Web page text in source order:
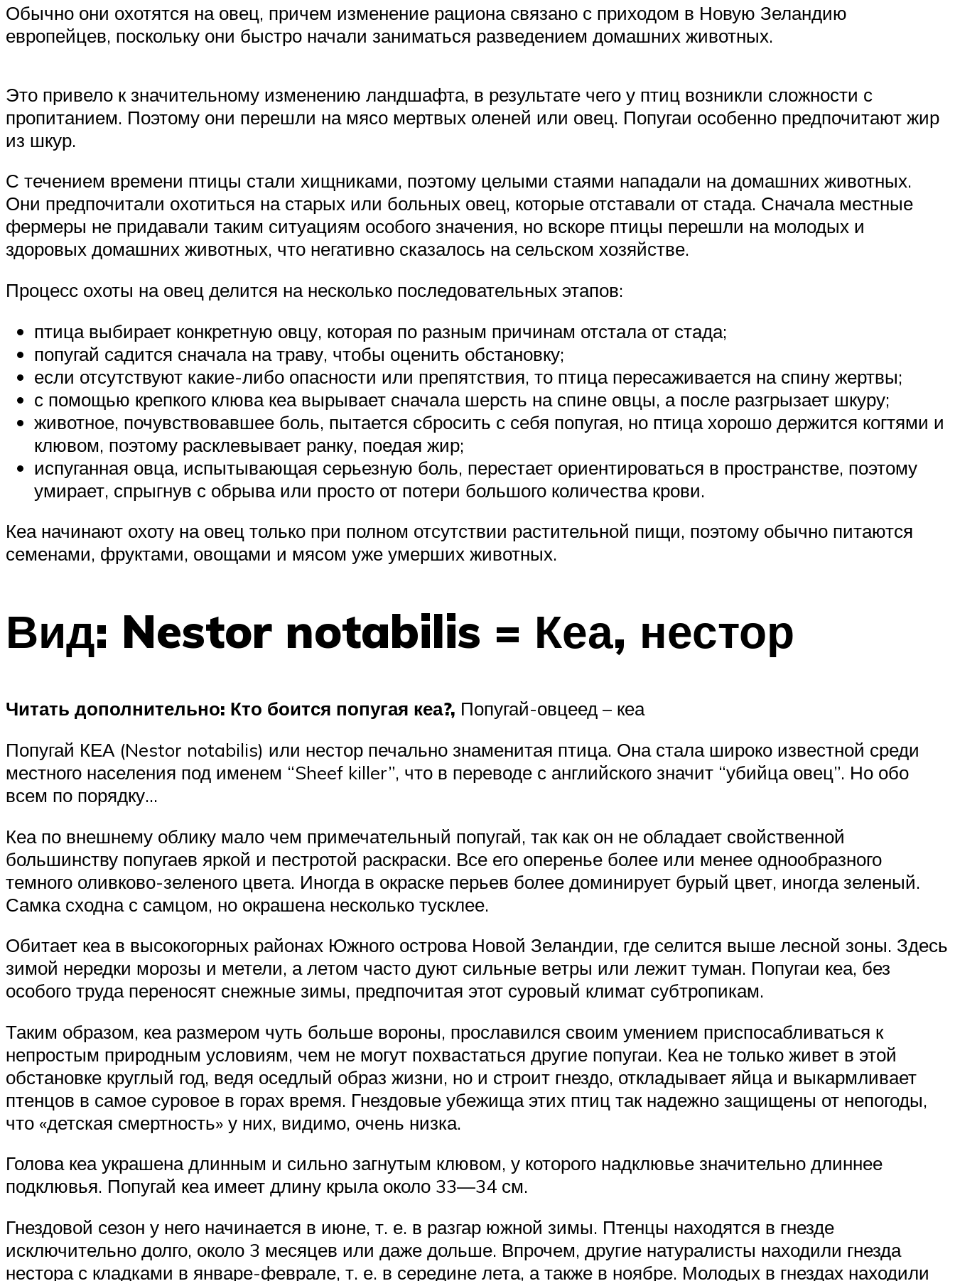
Обычно они охотятся на овец, причем изменение рациона связано с приходом в Новую Зеландию
европейцев, поскольку они быстро начали заниматься разведением домашних животных.
Это привело к значительному изменению ландшафта, в результате чего у птиц возникли сложности с
пропитанием. Поэтому они перешли на мясо мертвых оленей или овец. Попугаи особенно предпочитают жир
из шкур.
С течением времени птицы стали хищниками, поэтому целыми стаями нападали на домашних животных.
Они предпочитали охотиться на старых или больных овец, которые отставали от стада. Сначала местные
фермеры не придавали таким ситуациям особого значения, но вскоре птицы перешли на молодых и
здоровых домашних животных, что негативно сказалось на сельском хозяйстве.
Процесс охоты на овец делится на несколько последовательных этапов:
птица выбирает конкретную овцу, которая по разным причинам отстала от стада;
попугай садится сначала на траву, чтобы оценить обстановку;
если отсутствуют какие-либо опасности или препятствия, то птица пересаживается на спину жертвы;
с помощью крепкого клюва кеа вырывает сначала шерсть на спине овцы, а после разгрызает шкуру;
животное, почувствовавшее боль, пытается сбросить с себя попугая, но птица хорошо держится когтями и
клювом, поэтому расклевывает ранку, поедая жир;
испуганная овца, испытывающая серьезную боль, перестает ориентироваться в пространстве, поэтому
умирает, спрыгнув с обрыва или просто от потери большого количества крови.
Кеа начинают охоту на овец только при полном отсутствии растительной пищи, поэтому обычно питаются
семенами, фруктами, овощами и мясом уже умерших животных.
Вид: Nestor notabilis = Кеа, нестор
Читать дополнительно: Кто боится попугая кеа?, Попугай-овцеед – кеа
Попугай КЕА (Nestor notabilis) или нестор печально знаменитая птица. Она стала широко известной среди
местного населения под именем “Sheef killer”, что в переводе с английского значит “убийца овец”. Но обо
всем по порядку…
Кеа по внешнему облику мало чем примечательный попугай, так как он не обладает свойственной
большинству попугаев яркой и пестротой раскраски. Все его оперенье более или менее однообразного
темного оливково-зеленого цвета. Иногда в окраске перьев более доминирует бурый цвет, иногда зеленый.
Самка сходна с самцом, но окрашена несколько тусклее.
Обитает кеа в высокогорных районах Южного острова Новой Зеландии, где селится выше лесной зоны. Здесь
зимой нередки морозы и метели, а летом часто дуют сильные ветры или лежит туман. Попугаи кеа, без
особого труда переносят снежные зимы, предпочитая этот суровый климат субтропикам.
Таким образом, кеа размером чуть больше вороны, прославился своим умением приспосабливаться к
непростым природным условиям, чем не могут похвастаться другие попугаи. Кеа не только живет в этой
обстановке круглый год, ведя оседлый образ жизни, но и строит гнездо, откладывает яйца и выкармливает
птенцов в самое суровое в горах время. Гнездовые убежища этих птиц так надежно защищены от непогоды,
что «детская смертность» у них, видимо, очень низка.
Голова кеа украшена длинным и сильно загнутым клювом, у которого надклювье значительно длиннее
подклювья. Попугай кеа имеет длину крыла около 33—34 см.
Гнездовой сезон у него начинается в июне, т. е. в разгар южной зимы. Птенцы находятся в гнезде
исключительно долго, около 3 месяцев или даже дольше. Впрочем, другие натуралисты находили гнезда
нестора с кладками в январе-феврале, т. е. в середине лета, а также в ноябре. Молодых в гнездах находили